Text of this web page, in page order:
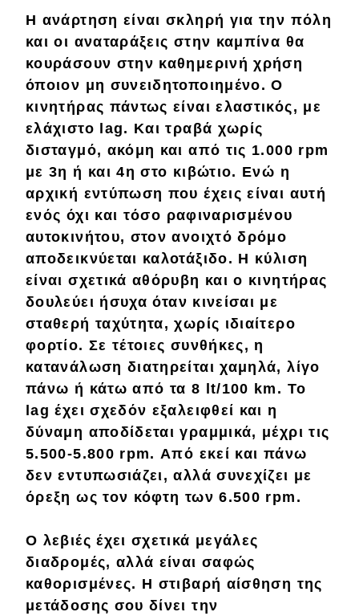
Η ανάρτηση είναισκληρή για την πόλη
και οι αναταράξεις στην καμπίνα θα
κουράσουν στην καθημερινή χρήση
όποιον μη συνειδητοποιημένο. Ο
κινητήρας πάντως είναιελαστικός, με
ελάχιστο lag. Και τραβά χωρίς
δισταγμό, ακόμη και από τις 1.000 rpm
με 3η ή και 4η στο κιβώτιο. Ενώ η
αρχική εντύπωση που έχεις είναι αυτή
ενός όχι και τόσο ραφιναρισμένου
αυτοκινήτου, στον ανοιχτό δρόμο
αποδεικνύεται καλοτάξιδο. Η κύλιση
είναι σχετικά αθόρυβη και ο κινητήρας
δουλεύει ήσυχα όταν κινείσαι με
σταθερή ταχύτητα, χωρίς ιδιαίτερο
φορτίο. Σε τέτοιες συνθήκες, η
κατανάλωση διατηρείται χαμηλά, λίγο
πάνω ή κάτω από τα 8 lt/100 km . Το
lag έχει σχεδόν εξαλειφθεί και η
δύναμη αποδίδεταιγραμμικά, μέχρι τις
5.500-5.800 rpm. Από εκεί και πάνω
δεν εντυπωσιάζει, αλλά συνεχίζει με
όρεξη ως τον κόφτη των6.500 rpm .
Ο λεβιές έχει σχετικά μεγάλες
διαδρομές, αλλά είναι σαφώς
καθορισμένες. Η στιβαρή αίσθηση της
μετάδοσης σου δίνει την